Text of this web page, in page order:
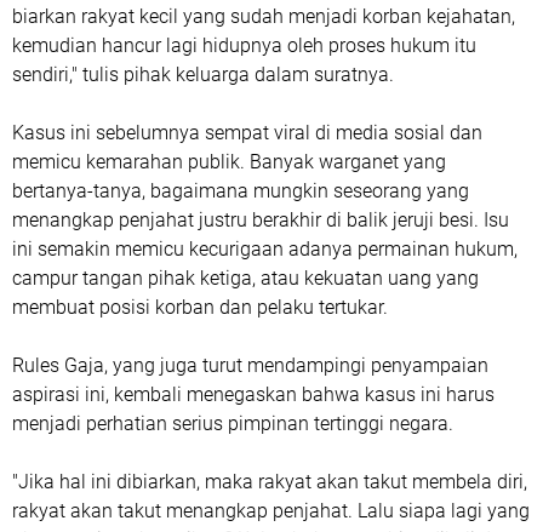
biarkan rakyat kecil yang sudah menjadi korban kejahatan,
kemudian hancur lagi hidupnya oleh proses hukum itu
sendiri," tulis pihak keluarga dalam suratnya.
Kasus ini sebelumnya sempat viral di media sosial dan
memicu kemarahan publik. Banyak warganet yang
bertanya-tanya, bagaimana mungkin seseorang yang
menangkap penjahat justru berakhir di balik jeruji besi. Isu
ini semakin memicu kecurigaan adanya permainan hukum,
campur tangan pihak ketiga, atau kekuatan uang yang
membuat posisi korban dan pelaku tertukar.
Rules Gaja, yang juga turut mendampingi penyampaian
aspirasi ini, kembali menegaskan bahwa kasus ini harus
menjadi perhatian serius pimpinan tertinggi negara.
"Jika hal ini dibiarkan, maka rakyat akan takut membela diri,
rakyat akan takut menangkap penjahat. Lalu siapa lagi yang